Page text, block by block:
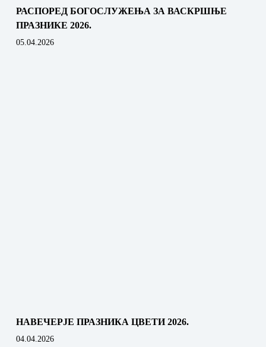
РАСПОРЕД БОГОСЛУЖЕЊА ЗА ВАСКРШЊЕ
ПРАЗНИКЕ 2026.
05.04.2026
НАВЕЧЕРЈЕ ПРАЗНИКА ЦВЕТИ 2026.
04.04.2026